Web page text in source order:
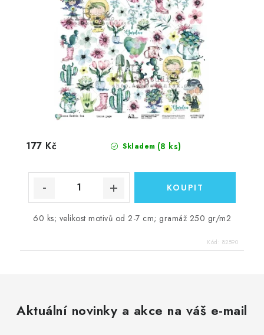
Skladem (8 ks)
177 Kč
60 ks; velikost motivů od 2-7 cm; gramáž 250 gr/m2
Kód: 82590
Aktuální novinky a akce na váš e-mail